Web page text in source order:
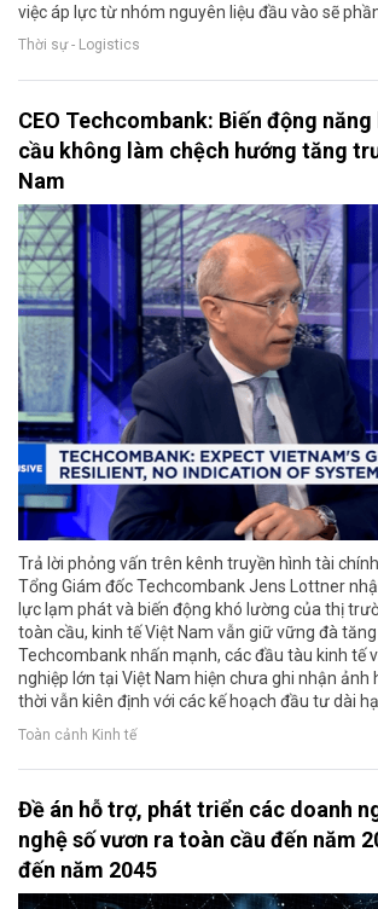
việc áp lực từ nhóm nguyên liệu đầu vào sẽ
Thời sự - Logistics
CEO Techcombank: Biến động
cầu không làm chệch hướng tăng
Nam
Trả lời phỏng vấn trên kênh truyền hình tài
Tổng Giám đốc Techcombank Jens Lottner
lực lạm phát và biến động khó lường của thị
toàn cầu, kinh tế Việt Nam vẫn giữ vững đà
Techcombank nhấn mạnh, các đầu tàu kinh tế
nghiệp lớn tại Việt Nam hiện chưa ghi nhận ảnh
thời vẫn kiên định với các kế hoạch đầu tư dài
Toàn cảnh Kinh tế
Đề án hỗ trợ, phát triển các doanh
nghệ số vươn ra toàn cầu đến năm
đến năm 2045